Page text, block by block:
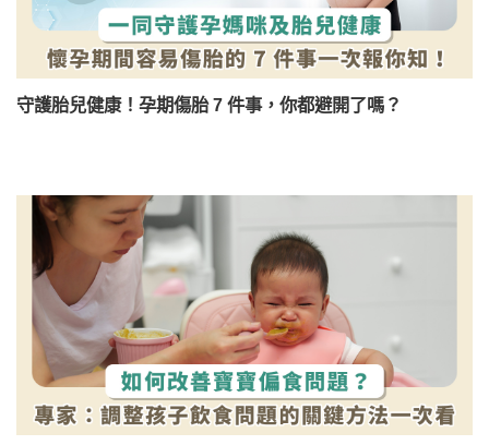
守護胎兒健康！孕期傷胎 7 件事，你都避開了嗎？